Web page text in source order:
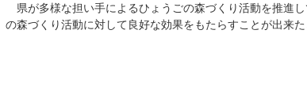
県が多様な担い手によるひょうごの森づくり活動を推進し
の森づくり活動に対して良好な効果をもたらすことが出来た